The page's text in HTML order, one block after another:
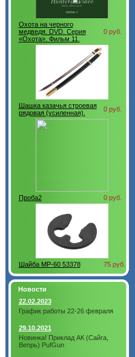
Охота на черного
медведя. DVD. Серия
«Охота». Фильм 11.
0 руб.
Шашка казачья строевая
рядовая (усиленная).
0 руб.
Проба2 0 руб.
Шайба МР-60 53378 75 руб.
Новости
22.02.2023
График работы 22-26 февраля
29.10.2021
Новинка! Приклад АК (Сайга,
Вепрь) PufGun